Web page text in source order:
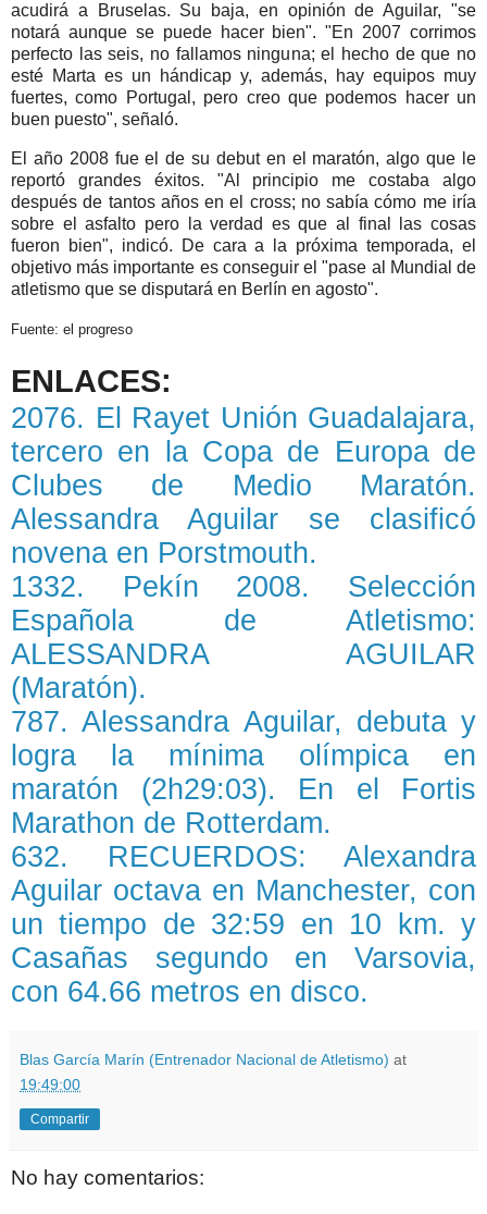
acudirá a Bruselas. Su baja, en opinión de Aguilar, "se
notará aunque se puede hacer bien". "En 2007 corrimos
perfecto las seis, no fallamos ninguna; el hecho de que no
esté Marta es un hándicap y, además, hay equipos muy
fuertes, como Portugal, pero creo que podemos hacer un
buen puesto", señaló.
El año 2008 fue el de su debut en el maratón, algo que le
reportó grandes éxitos. "Al principio me costaba algo
después de tantos años en el cross; no sabía cómo me iría
sobre el asfalto pero la verdad es que al final las cosas
fueron bien", indicó. De cara a la próxima temporada, el
objetivo más importante es conseguir el "pase al Mundial de
atletismo que se disputará en Berlín en agosto".
Fuente: el progreso
ENLACES:
2076. El Rayet Unión Guadalajara,
tercero en la Copa de Europa de
Clubes de Medio Maratón.
Alessandra Aguilar se clasificó
novena en Porstmouth.
1332. Pekín 2008. Selección
Española de Atletismo:
ALESSANDRA AGUILAR
(Maratón).
787. Alessandra Aguilar, debuta y
logra la mínima olímpica en
maratón (2h29:03). En el Fortis
Marathon de Rotterdam.
632. RECUERDOS: Alexandra
Aguilar octava en Manchester, con
un tiempo de 32:59 en 10 km. y
Casañas segundo en Varsovia,
con 64.66 metros en disco.
Blas García Marín (Entrenador Nacional de Atletismo) at
19:49:00
Compartir
No hay comentarios: